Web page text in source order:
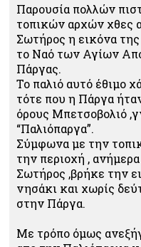
Παρουσία πολλών
τοπικών αρχών χθες
Σωτήρος η εικόνα
το Ναό των Αγίων
Πάργας.
Το παλιό αυτό έθιμο
τότε που η Πάργα
όρους Μπετσοβολιό
“Παλιόπαργα”.
Σύμφωνα με την
την περιοχή ,
Σωτήρος ,βρήκε την
νησάκι και χωρίς
στην Πάργα.
Με τρόπο όμως